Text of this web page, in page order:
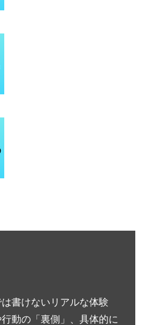
書けないリアルな体験
動の「裏側」、具体的に